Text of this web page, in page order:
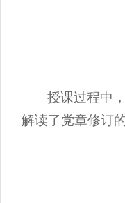
授课过程中
解读了党章修订